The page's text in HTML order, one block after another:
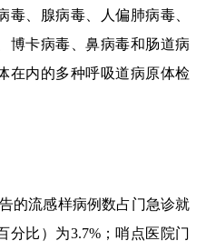
、腺病毒、人偏肺病毒、
博卡病毒、鼻病毒和肠道病
在内的多种呼吸道病原体检
的流感样病例数占门急诊就
分比）为3.7%；哨点医院门